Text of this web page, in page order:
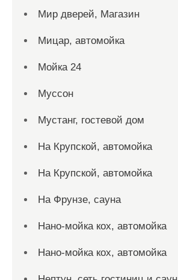
Мир дверей, Магазин
Мицар, автомойка
Мойка 24
Муссон
Мустанг, гостевой дом
На Крупской, автомойка
На Крупской, автомойка
На Фрунзе, сауна
Нано-мойка кох, автомойка
Нано-мойка кох, автомойка